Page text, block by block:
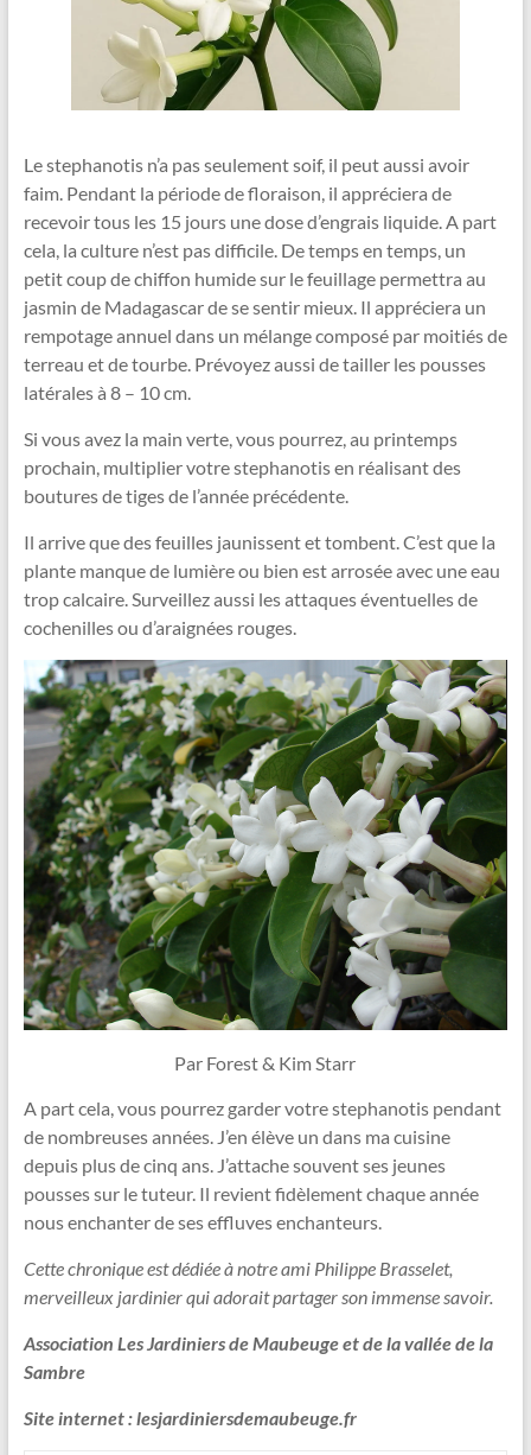
Le stephanotis n’a pas seulement soif, il peut aussi avoir
faim. Pendant la période de floraison, il appréciera de
recevoir tous les 15 jours une dose d’engrais liquide. A part
cela, la culture n’est pas difficile. De temps en temps, un
petit coup de chiffon humide sur le feuillage permettra au
jasmin de Madagascar de se sentir mieux. Il appréciera un
rempotage annuel dans un mélange composé par moitiés de
terreau et de tourbe. Prévoyez aussi de tailler les pousses
latérales à 8 – 10 cm.
Si vous avez la main verte, vous pourrez, au printemps
prochain, multiplier votre stephanotis en réalisant des
boutures de tiges de l’année précédente.
Il arrive que des feuilles jaunissent et tombent. C’est que la
plante manque de lumière ou bien est arrosée avec une eau
trop calcaire. Surveillez aussi les attaques éventuelles de
cochenilles ou d’araignées rouges.
Par Forest & Kim Starr
A part cela, vous pourrez garder votre stephanotis pendant
de nombreuses années. J’en élève un dans ma cuisine
depuis plus de cinq ans. J’attache souvent ses jeunes
pousses sur le tuteur. Il revient fidèlement chaque année
nous enchanter de ses effluves enchanteurs.
Cette chronique est dédiée à notre ami Philippe Brasselet,
merveilleux jardinier qui adorait partager son immense savoir.
Association Les Jardiniers de Maubeuge et de la vallée de la
Sambre
Site internet : lesjardiniersdemaubeuge.fr